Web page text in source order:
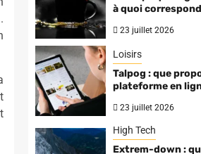
à quoi
23 juillet 2026
Loisirs
Talpog : que
plateforme en
23 juillet 2026
High Tech
Extrem-down :